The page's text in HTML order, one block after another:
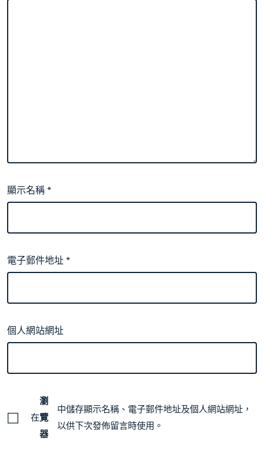
顯示名稱*
電子郵件地址*
個人網站網址
在
瀏
覽
器
中儲存顯示名稱、電子郵件地址及個人網站網址，
以供下次發佈留言時使用。